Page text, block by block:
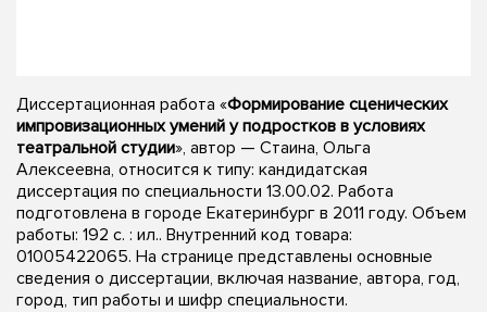
Диссертационная работа «Формирование сценических
импровизационных умений у подростков в условиях
театральной студии», автор — Стаина, Ольга
Алексеевна, относится к типу: кандидатская
диссертация по специальности 13.00.02. Работа
подготовлена в городе Екатеринбург в 2011 году. Объем
работы: 192 с. : ил.. Внутренний код товара:
01005422065. На странице представлены основные
сведения о диссертации, включая название, автора, год,
город, тип работы и шифр специальности.